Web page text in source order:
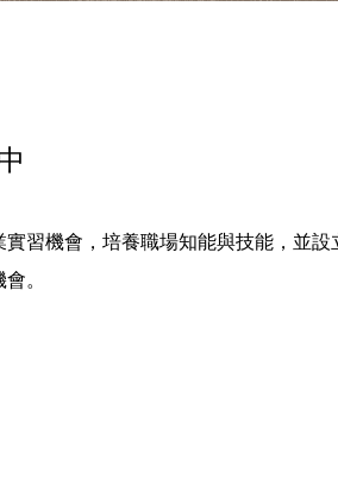
習機會，培養職場知能與技能，並設
。